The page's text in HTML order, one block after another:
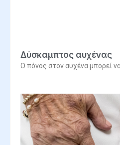
Δύσκαμπτος αυχένας
Ο πόνος στον αυχένα μπορεί